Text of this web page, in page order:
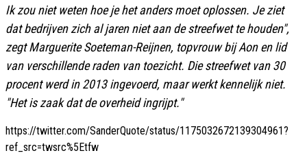
Ik zou niet weten hoe je het anders moet oplossen. Je ziet
dat bedrijven zich al jaren niet aan de streefwet te houden",
zegt Marguerite Soeteman-Reijnen, topvrouw bij Aon en lid
van verschillende raden van toezicht. Die streefwet van 30
procent werd in 2013 ingevoerd, maar werkt kennelijk niet.
"Het is zaak dat de overheid ingrijpt."
https://twitter.com/SanderQuote/status/1175032672139304961?
ref_src=twsrc%5Etfw